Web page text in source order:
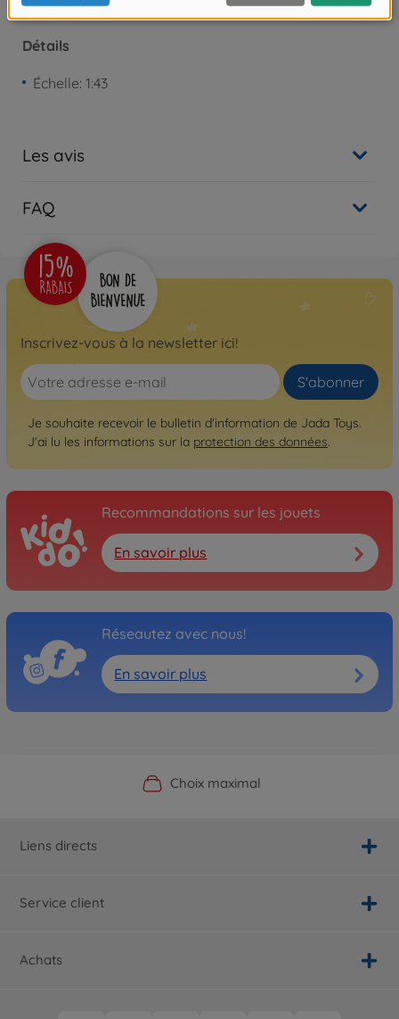
Détails
Échelle: 1:43
Les avis
FAQ
Inscrivez-vous à la newsletter ici!
S'abonner
Je souhaite recevoir le bulletin d'information de Jada Toys.
J'ai lu les informations sur la protection des données.
Recommandations sur les jouets
En savoir plus
Réseautez avec nous!
En savoir plus
Boutique officielle du fabricant
Choix maximal
Service personnalisé
Livraison rapide
Liens directs
Service client
Achats